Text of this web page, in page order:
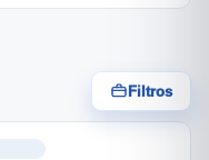
Filtros